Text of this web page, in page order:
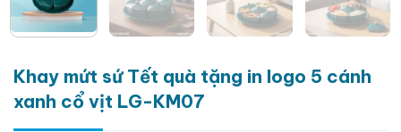
Khay mứt sứ Tết quà tặng in logo 5 cánh
xanh cổ vịt LG-KM07